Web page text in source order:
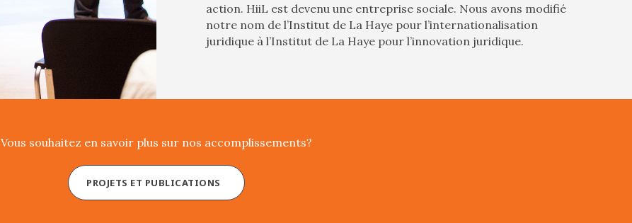
action. HiiL est devenu une entreprise sociale. Nous avons modifié
notre nom de l’Institut de La Haye pour l’internationalisation
juridique à l’Institut de La Haye pour l’innovation juridique.
Vous souhaitez en savoir plus sur nos accomplissements?
PROJETS ET PUBLICATIONS